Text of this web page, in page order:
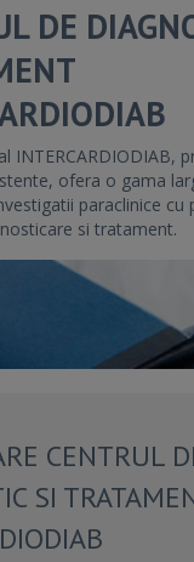
DE
INTERCARDIODIAB,
ofera o gama
paraclinice cu
si tratament.
CENTRUL
SI